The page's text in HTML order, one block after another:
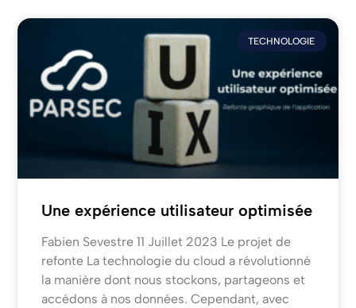
TECHNOLOGIE
Une expérience utilisateur optimisée
Fabien Sevestre 11 Juillet 2023 Le projet de
refonte La technologie du cloud a révolutionné
la manière dont nous stockons, partageons et
accédons à nos données. Cependant, avec